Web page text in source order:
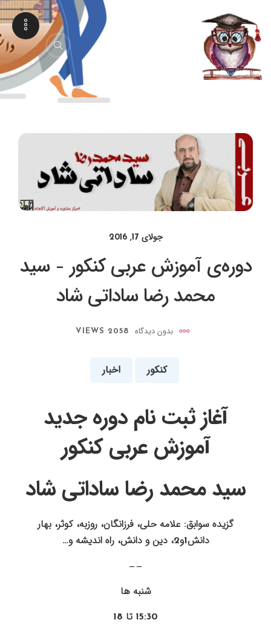
جولای 17, 2016
دوره‌ی آموزش عربی کنکور – سید
محمد رضا ساداتی شاد
بدون دیدگاه 2058 VIEWS
اخبار کنکور
آغاز ثبت نام دوره جدید
آموزش عربی کنکور
سید محمد رضا ساداتی شاد
گزیده سوابق: علامه حلی، فرزانگان، روزبه، کوثر، بهار
دانش1و2، دین و دانش، راه اندیشه و…
——
شنبه ها
15:30 تا 18